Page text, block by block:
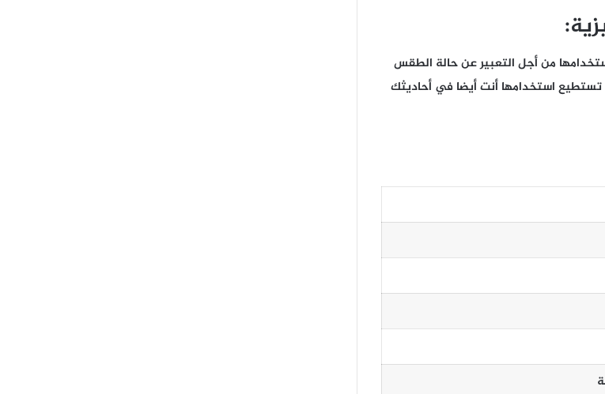
من أجل التعبير عن حالة الطقس
تستطيع استخدامها أنت أيضا في أحاديثك